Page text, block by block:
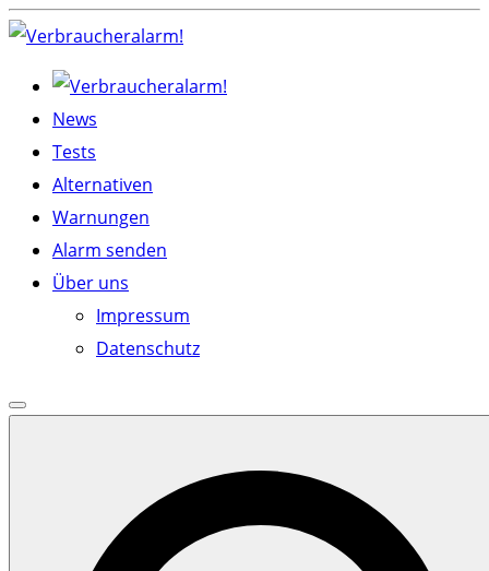
Skip
content
News
Tests
Alternativen
Warnungen
Alarm senden
Über uns
Impressum
Datenschutz